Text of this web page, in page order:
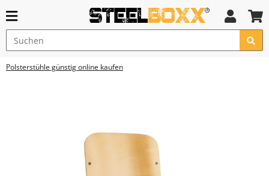
Polsterstühle günstig online kaufen